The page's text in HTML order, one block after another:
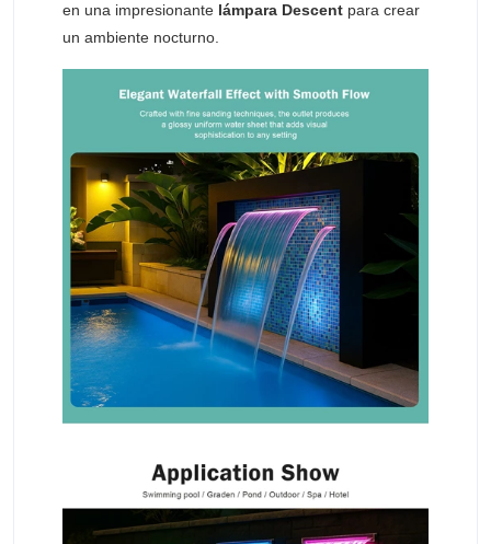
en una impresionante lámpara Descent para crear
un ambiente nocturno.